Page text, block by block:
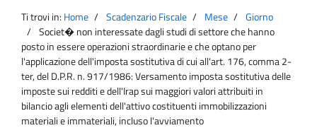
Agenzia
Entrate
principale
Ti trovi in: Home Scadenzario Fiscale Mese
Giorno
Societ� non interessate dagli studi di settore che hanno
posto in essere operazioni straordinarie e che optano per
l'applicazione dell'imposta sostitutiva di cui all'art. 176, comma 2-
ter, del D.P.R. n. 917/1986: Versamento imposta sostitutiva delle
imposte sui redditi e dell'Irap sui maggiori valori attribuiti in
bilancio agli elementi dell'attivo costituenti immobilizzazioni
materiali e immateriali, incluso l'avviamento